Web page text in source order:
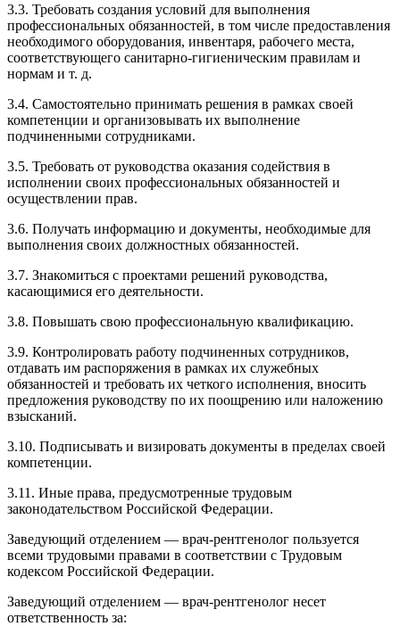
3.3. Требовать создания условий для выполнения
профессиональных обязанностей, в том числе предоставления
необходимого оборудования, инвентаря, рабочего места,
соответствующего санитарно-гигиеническим правилам и
нормам и т. д.
3.4. Самостоятельно принимать решения в рамках своей
компетенции и организовывать их выполнение
подчиненными сотрудниками.
3.5. Требовать от руководства оказания содействия в
исполнении своих профессиональных обязанностей и
осуществлении прав.
3.6. Получать информацию и документы, необходимые для
выполнения своих должностных обязанностей.
3.7. Знакомиться с проектами решений руководства,
касающимися его деятельности.
3.8. Повышать свою профессиональную квалификацию.
3.9. Контролировать работу подчиненных сотрудников,
отдавать им распоряжения в рамках их служебных
обязанностей и требовать их четкого исполнения, вносить
предложения руководству по их поощрению или наложению
взысканий.
3.10. Подписывать и визировать документы в пределах своей
компетенции.
3.11. Иные права, предусмотренные трудовым
законодательством Российской Федерации.
Заведующий отделением — врач-рентгенолог пользуется
всеми трудовыми правами в соответствии с Трудовым
кодексом Российской Федерации.
Заведующий отделением — врач-рентгенолог несет
ответственность за: